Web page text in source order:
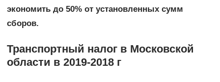
экономить до 50% от установленных сумм
сборов.
Транспортный налог в Московской
области в 2019-2018 г